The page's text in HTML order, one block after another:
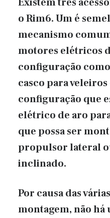
Existem três
o Rim6. Um é
mecanismo
motores elétricos
configuração
casco para
configuração que
elétrico de aro
que possa ser
propulsor lateral
inclinado.
Por causa das
montagem, não